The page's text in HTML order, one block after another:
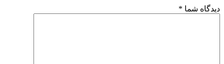
دیدگاه شما *